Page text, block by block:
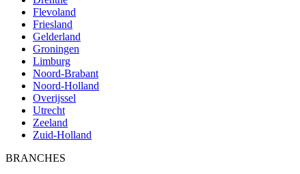
Flevoland
Friesland
Gelderland
Groningen
Limburg
Noord-Brabant
Noord-Holland
Overijssel
Utrecht
Zeeland
Zuid-Holland
BRANCHES